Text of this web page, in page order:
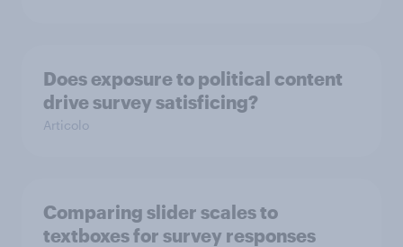
Does exposure to political content
drive survey satisficing?
Articolo
Comparing slider scales to
textboxes for survey responses